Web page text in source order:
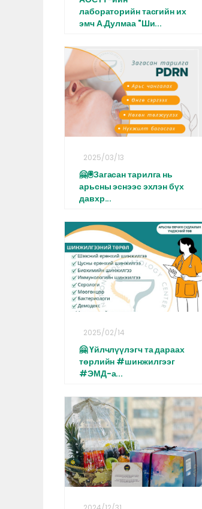
лабораторийн тасгийн их
эмч А.Дулмаа "Ши...
2025/03/13
🤗🖲Загасан тарилга нь
арьсны эснээс эхлэн бүх
давхр...
2025/02/14
🤗 Үйлчлүүлэгч та дараах
төрлийн #шинжилгээг
#ЭМД-а...